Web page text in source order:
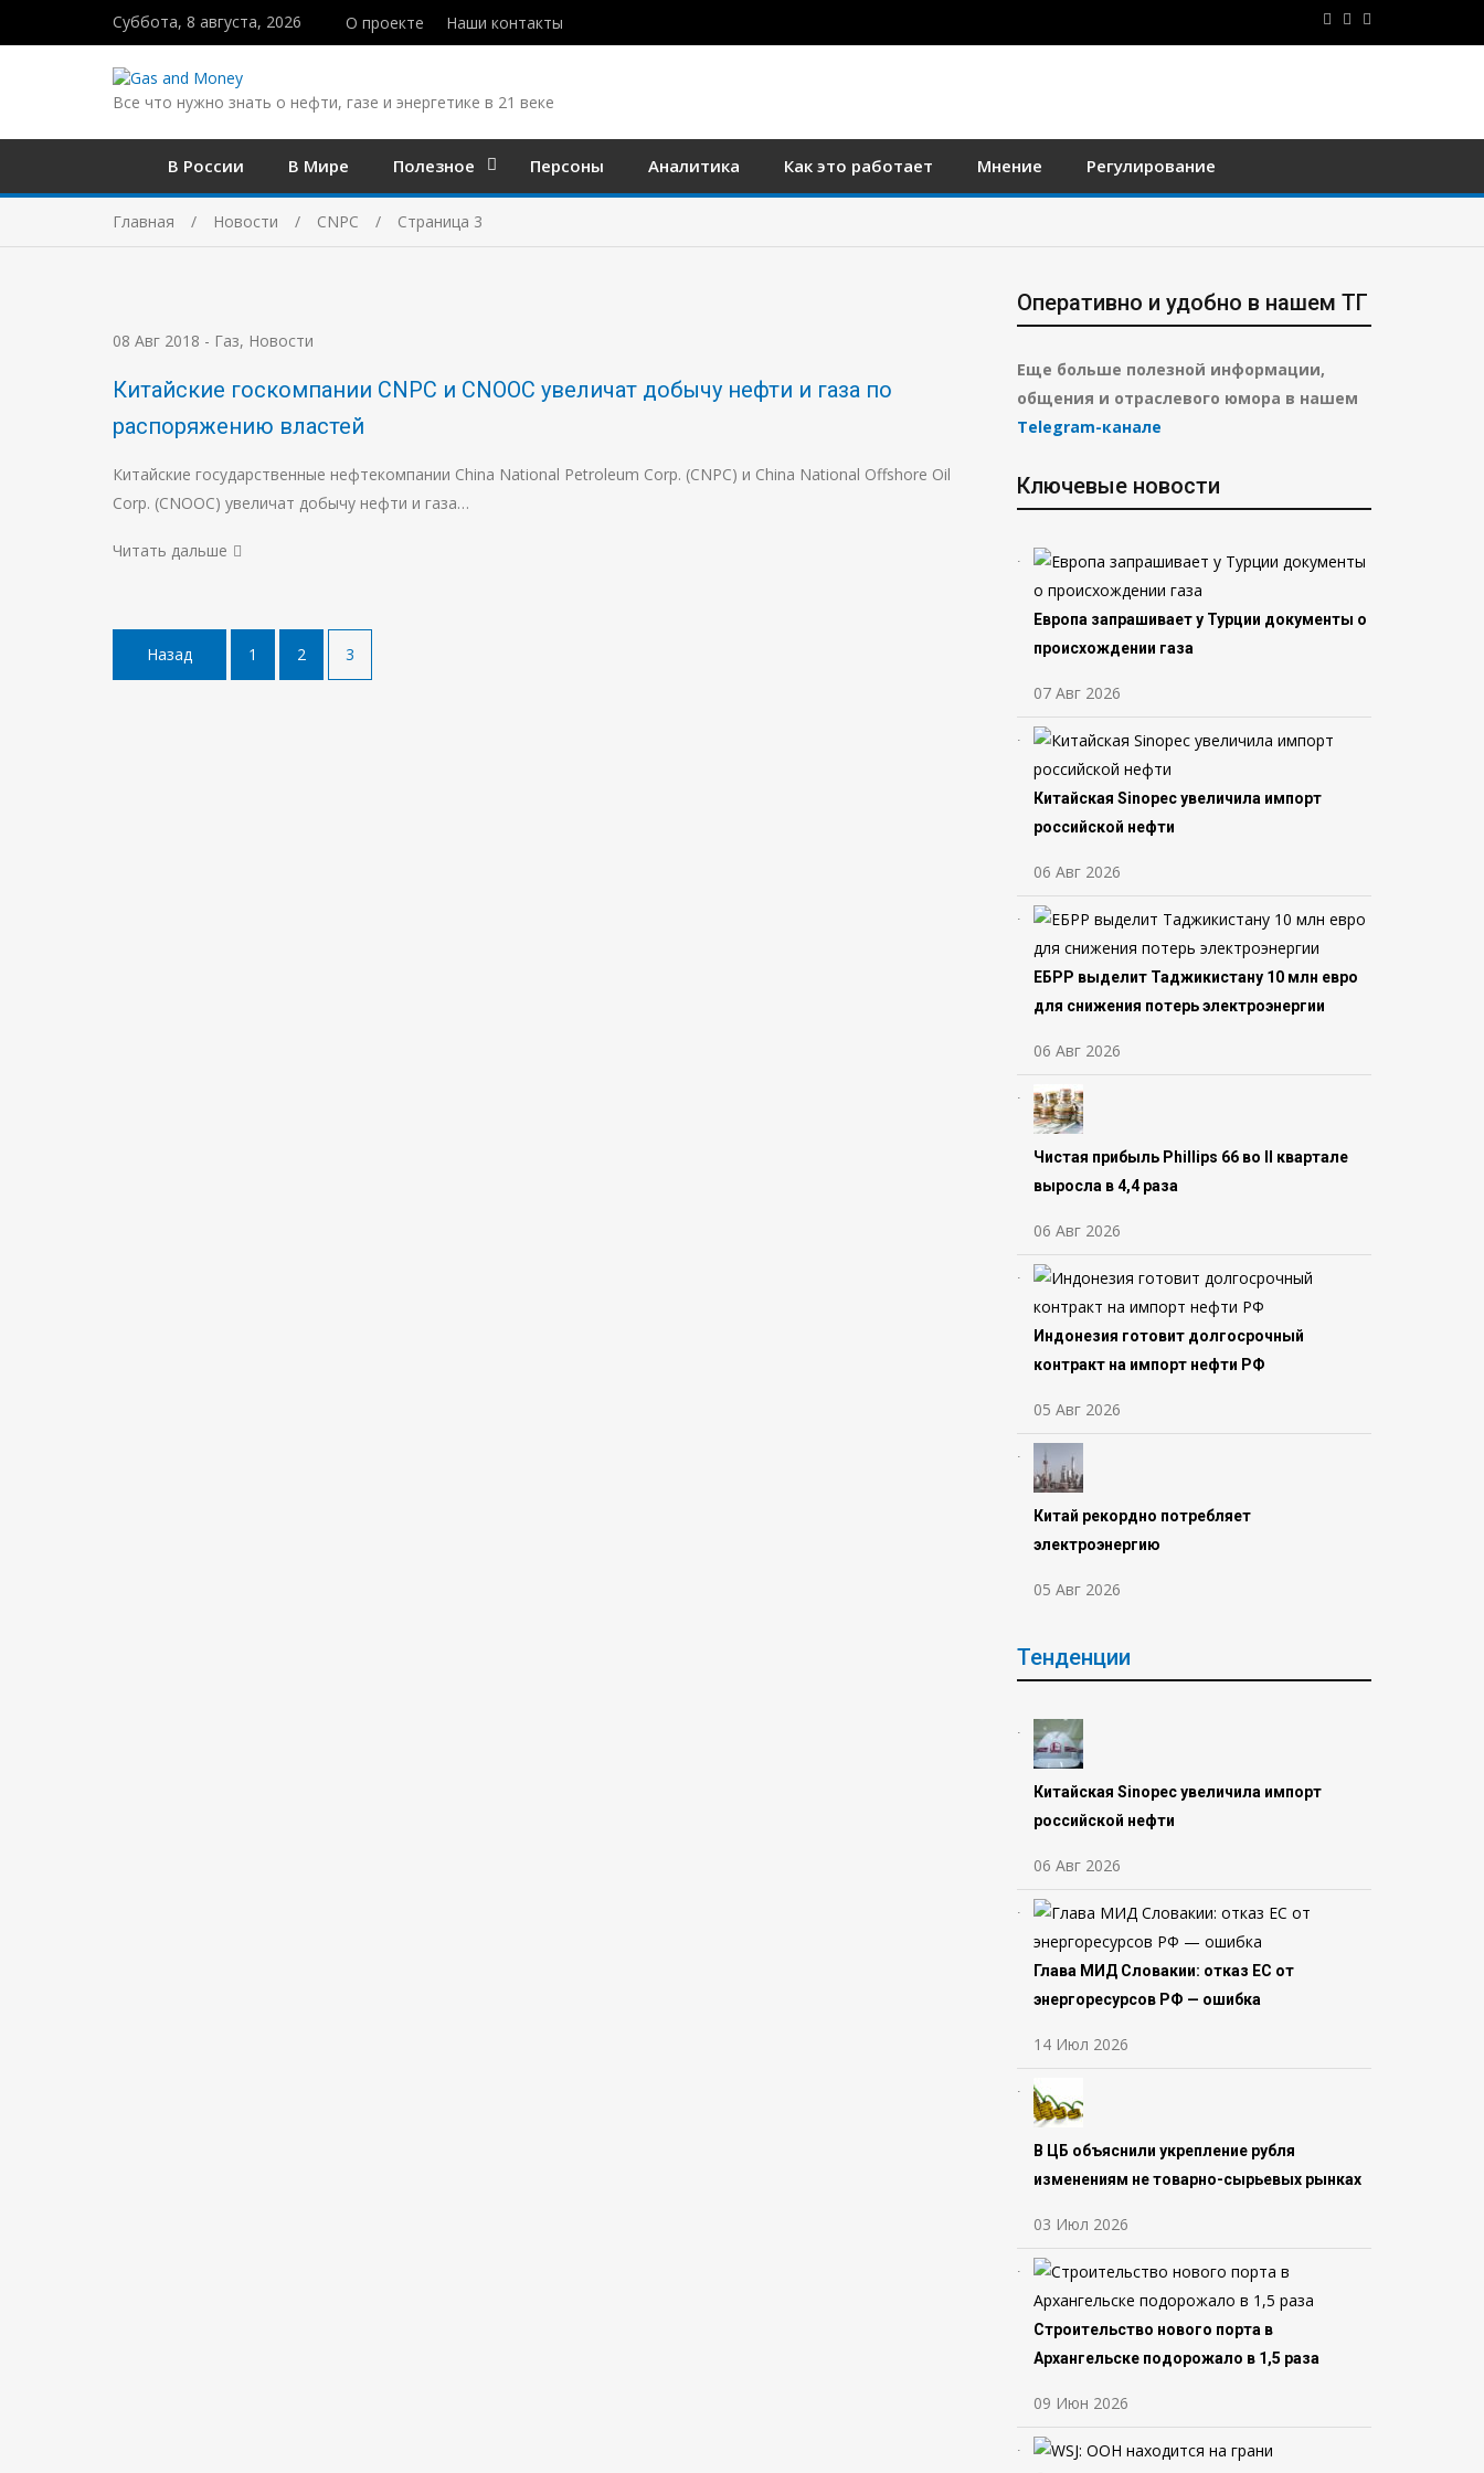
Суббота, 8 августа, 2026 О проекте Наши контакты
Все что нужно знать о нефти, газе и энергетике в 21 веке
В России В Мире Полезное Персоны Аналитика Как это работает Мнение Регулирование
Главная Новости CNPC Страница 3
08 Авг 2018 - Газ, Новости
Китайские госкомпании CNPC и CNOOC увеличат добычу нефти и газа по
распоряжению властей
Китайские государственные нефтекомпании China National Petroleum Corp. (CNPC) и China National Offshore Oil
Corp. (CNOOC) увеличат добычу нефти и газа…
Читать дальше
Пагинация
записей
Назад 1 2 3
Оперативно и удобно в нашем ТГ
Еще больше полезной информации,
общения и отраслевого юмора в нашем
Telegram-канале
Ключевые новости
Европа запрашивает у Турции документы о
происхождении газа
07 Авг 2026
Китайская Sinopec увеличила импорт
российской нефти
06 Авг 2026
ЕБРР выделит Таджикистану 10 млн евро
для снижения потерь электроэнергии
06 Авг 2026
Чистая прибыль Phillips 66 во ll квартале
выросла в 4,4 раза
06 Авг 2026
Индонезия готовит долгосрочный
контракт на импорт нефти РФ
05 Авг 2026
Китай рекордно потребляет
электроэнергию
05 Авг 2026
Тенденции
Китайская Sinopec увеличила импорт
российской нефти
06 Авг 2026
Глава МИД Словакии: отказ ЕС от
энергоресурсов РФ — ошибка
14 Июл 2026
В ЦБ объяснили укрепление рубля
изменениям не товарно-сырьевых рынках
03 Июл 2026
Строительство нового порта в
Архангельске подорожало в 1,5 раза
09 Июн 2026